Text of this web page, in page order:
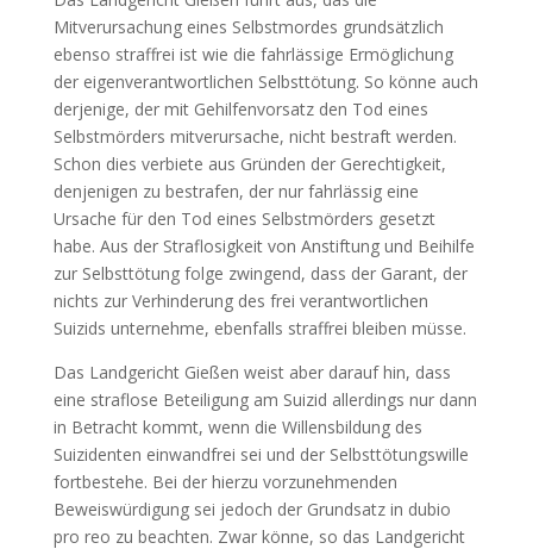
Mitverursachung eines Selbstmordes grundsätzlich
ebenso straffrei ist wie die fahrlässige Ermöglichung
der eigenverantwortlichen Selbsttötung. So könne auch
derjenige, der mit Gehilfenvorsatz den Tod eines
Selbstmörders mitverursache, nicht bestraft werden.
Schon dies verbiete aus Gründen der Gerechtigkeit,
denjenigen zu bestrafen, der nur fahrlässig eine
Ursache für den Tod eines Selbstmörders gesetzt
habe. Aus der Straflosigkeit von Anstiftung und Beihilfe
zur Selbsttötung folge zwingend, dass der Garant, der
nichts zur Verhinderung des frei verantwortlichen
Suizids unternehme, ebenfalls straffrei bleiben müsse.
Das Landgericht Gießen weist aber darauf hin, dass
eine straflose Beteiligung am Suizid allerdings nur dann
in Betracht kommt, wenn die Willensbildung des
Suizidenten einwandfrei sei und der Selbsttötungswille
fortbestehe. Bei der hierzu vorzunehmenden
Beweiswürdigung sei jedoch der Grundsatz in dubio
pro reo zu beachten. Zwar könne, so das Landgericht